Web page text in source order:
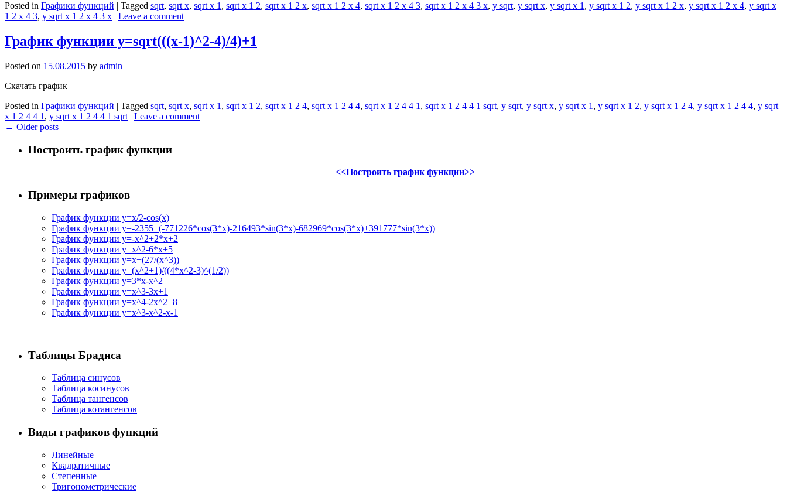
Posted in Графики функций | Tagged sqrt, sqrt x, sqrt x 1 , sqrt x 1 2, sqrt x 1 2 x, sqrt x 1 2 x 4, sqrt x 1 2 x 4 3, sqrt x 1 2 x 4 3 x, y sqrt, y sqrt x, y sqrt x 1 , y sqrt x 1 2, y sqrt x 1 2 x, y sqrt x 1 2 x 4, y sqrt x
1 2 x 4 3, y sqrt x 1 2 x 4 3 x | Leave a comment
График функции y=sqrt(((x-1)^2-4)/4)+1
Posted on 15.08.2015 by admin
Скачать график
Posted in Графики функций | Tagged sqrt, sqrt x, sqrt x 1 , sqrt x 1 2, sqrt x 1 2 4, sqrt x 1 2 4 4, sqrt x 1 2 4 4 1 , sqrt x 1 2 4 4 1 sqrt, y sqrt, y sqrt x, y sqrt x 1 , y sqrt x 1 2, y sqrt x 1 2 4, y sqrt x 1 2 4 4, y sqrt
x 1 2 4 4 1 , y sqrt x 1 2 4 4 1 sqrt | Leave a comment
← Older posts
Построить график функции
<<Построить график функции>>
Примеры графиков
График функции y=x/2-cos(x)
График функции y=-2355+(-771226*cos(3*x)-216493*sin(3*x)-682969*cos(3*x)+391777*sin(3*x))
График функции y=-x^2+2*x+2
График функции y=x^2-6*x+5
График функции y=x+(27/(x^3))
График функции y=(x^2+1)/((4*x^2-3)^(1/2))
График функции y=3*x-x^2
График функции y=x^3-3x+1
График функции y=x^4-2x^2+8
График функции y=x^3-x^2-x-1
Таблицы Брадиса
Таблица синусов
Таблица косинусов
Таблица тангенсов
Таблица котангенсов
Виды графиков функций
Линейные
Квадратичные
Степенные
Тригонометрические